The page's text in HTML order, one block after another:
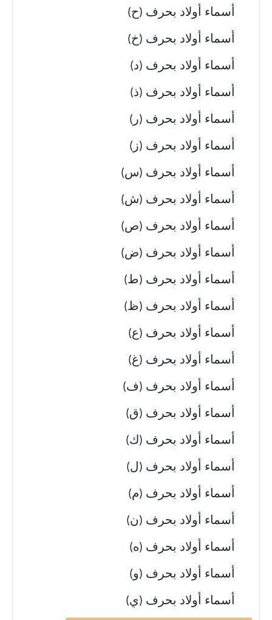
أسماء أولاد بحرف (ح)
أسماء أولاد بحرف (خ)
أسماء أولاد بحرف (د)
أسماء أولاد بحرف (ذ)
أسماء أولاد بحرف (ر)
أسماء أولاد بحرف (ز)
أسماء أولاد بحرف (س)
أسماء أولاد بحرف (ش)
أسماء أولاد بحرف (ص)
أسماء أولاد بحرف (ض)
أسماء أولاد بحرف (ط)
أسماء أولاد بحرف (ظ)
أسماء أولاد بحرف (ع)
أسماء أولاد بحرف (غ)
أسماء أولاد بحرف (ف)
أسماء أولاد بحرف (ق)
أسماء أولاد بحرف (ك)
أسماء أولاد بحرف (ل)
أسماء أولاد بحرف (م)
أسماء أولاد بحرف (ن)
أسماء أولاد بحرف (ه)
أسماء أولاد بحرف (و)
أسماء أولاد بحرف (ي)